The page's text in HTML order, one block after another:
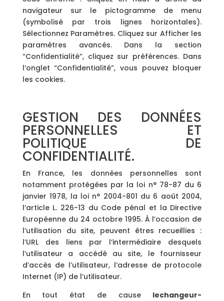
navigateur sur le pictogramme de menu
(symbolisé par trois lignes horizontales).
Sélectionnez Paramètres. Cliquez sur Afficher les
paramètres avancés. Dans la section
“Confidentialité”, cliquez sur préférences. Dans
l’onglet “Confidentialité”, vous pouvez bloquer
les cookies.
GESTION DES DONNÉES
PERSONNELLES ET
POLITIQUE DE
CONFIDENTIALITÉ.
En France, les données personnelles sont
notamment protégées par la loi n° 78-87 du 6
janvier 1978, la loi n° 2004-801 du 6 août 2004,
l’article L. 226-13 du Code pénal et la Directive
Européenne du 24 octobre 1995. À l’occasion de
l’utilisation du site, peuvent êtres recueillies :
l’URL des liens par l’intermédiaire desquels
l’utilisateur a accédé au site, le fournisseur
d’accès de l’utilisateur, l’adresse de protocole
Internet (IP) de l’utilisateur.
En tout état de cause lechangeur-